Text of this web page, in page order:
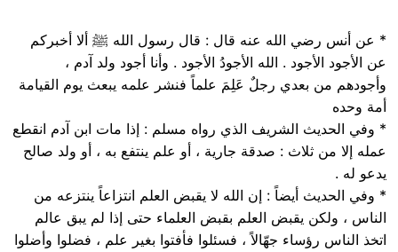
* عن أنس رضي الله عنه قال : قال رسول الله ﷺ ألا أخبركم
عن الأجود الأجود . الله الأجودُ الأجود . وأنا أجود ولد آدم ،
وأجودهم من بعدي رجلٌ عَلِمَ علماً فنشر علمه يبعث يوم القيامة
أمة وحده
* وفي الحديث الشريف الذي رواه مسلم : إذا مات ابن آدم انقطع
عمله إلا من ثلاث : صدقة جارية ، أو علم ينتفع به ، أو ولد صالح
يدعو له .
* وفي الحديث أيضاً : إن الله لا يقبض العلم انتزاعاً ينتزعه من
الناس ، ولكن يقبض العلم بقبض العلماء حتى إذا لم يبق عالم
اتخذ الناس رؤساء جهّالاً ، فسئلوا فأفتوا بغير علم ، فضلوا وأضلوا